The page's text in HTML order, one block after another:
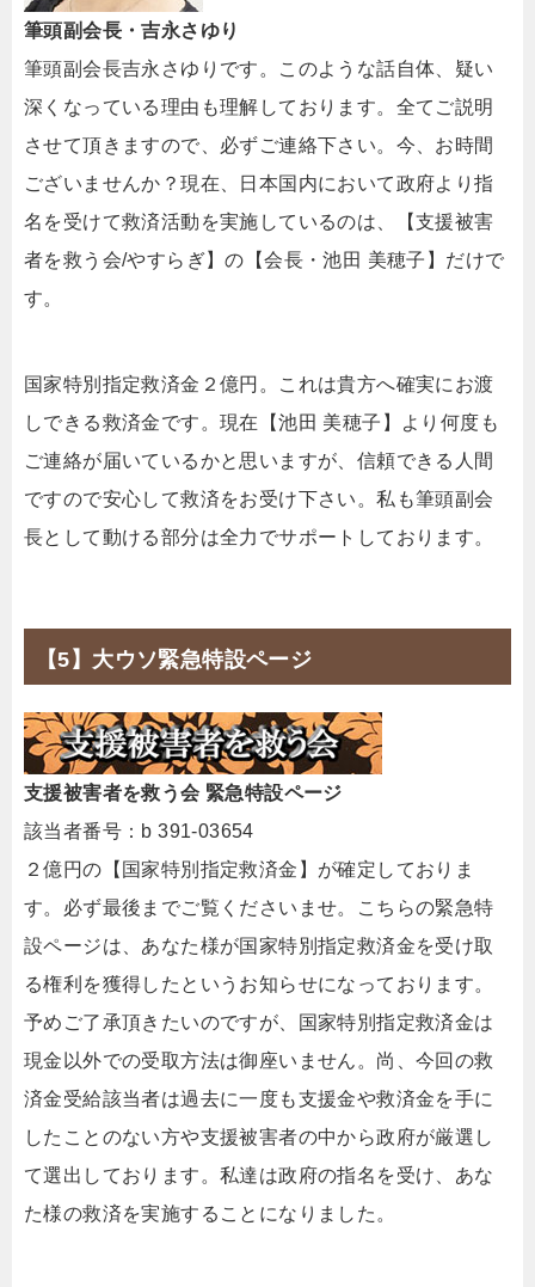
筆頭副会長・吉永さゆり
筆頭副会長吉永さゆりです。このような話自体、疑い
深くなっている理由も理解しております。全てご説明
させて頂きますので、必ずご連絡下さい。今、お時間
ございませんか？現在、日本国内において政府より指
名を受けて救済活動を実施しているのは、【支援被害
者を救う会/やすらぎ】の【会長・池田 美穂子】だけで
す。
国家特別指定救済金２億円。これは貴方へ確実にお渡
しできる救済金です。現在【池田 美穂子】より何度も
ご連絡が届いているかと思いますが、信頼できる人間
ですので安心して救済をお受け下さい。私も筆頭副会
長として動ける部分は全力でサポートしております。
【5】大ウソ緊急特設ページ
支援被害者を救う会 緊急特設ページ
該当者番号：b 391-03654
２億円の【国家特別指定救済金】が確定しておりま
す。必ず最後までご覧くださいませ。こちらの緊急特
設ページは、あなた様が国家特別指定救済金を受け取
る権利を獲得したというお知らせになっております。
予めご了承頂きたいのですが、国家特別指定救済金は
現金以外での受取方法は御座いません。尚、今回の救
済金受給該当者は過去に一度も支援金や救済金を手に
したことのない方や支援被害者の中から政府が厳選し
て選出しております。私達は政府の指名を受け、あな
た様の救済を実施することになりました。